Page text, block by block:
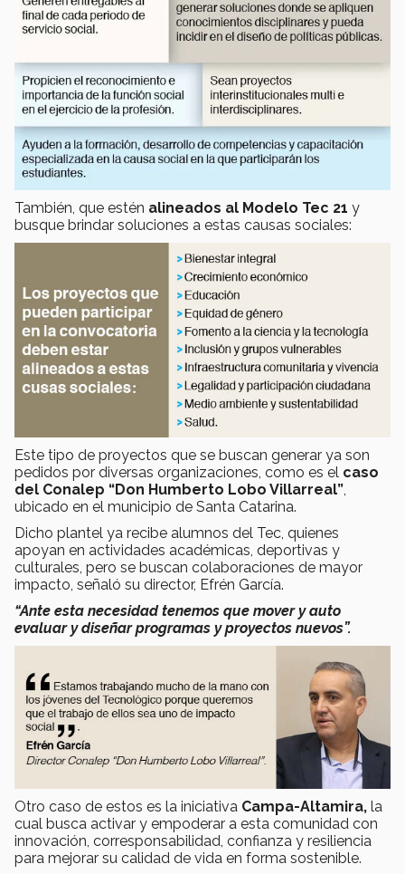
También, que estén alineados al Modelo Tec 21 y
busque brindar soluciones a estas causas sociales:
Este tipo de proyectos que se buscan generar ya son
pedidos por diversas organizaciones, como es el caso
del Conalep “Don Humberto Lobo Villarreal”,
ubicado en el municipio de Santa Catarina.
Dicho plantel ya recibe alumnos del Tec, quienes
apoyan en actividades académicas, deportivas y
culturales, pero se buscan colaboraciones de mayor
impacto, señaló su director, Efrén García.
“Ante esta necesidad tenemos que mover y auto
evaluar y diseñar programas y proyectos nuevos”.
Otro caso de estos es la iniciativa Campa-Altamira, la
cual busca activar y empoderar a esta comunidad con
innovación, corresponsabilidad, confianza y resiliencia
para mejorar su calidad de vida en forma sostenible.